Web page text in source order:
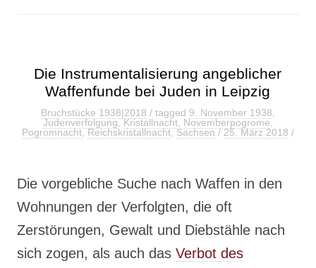
Die Instrumentalisierung angeblicher
Waffenfunde bei Juden in Leipzig
Bruchstücke 1938|2018 / tagged 9. November 1938,
Judenverfolgung,Kristallnacht, Novemberpogrome,
Pogromnacht,Reichskristallnacht,Sachsen/25. März 2018 /
Die vorgebliche Suche nach Waffen in den
Wohnungen der Verfolgten, die oft
Zerstörungen, Gewalt und Diebstähle nach
sich zogen, als auch das Verbot des